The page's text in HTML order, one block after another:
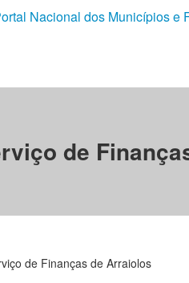
Nacional dos Municípios e
de
de Finanças de Arraiolos